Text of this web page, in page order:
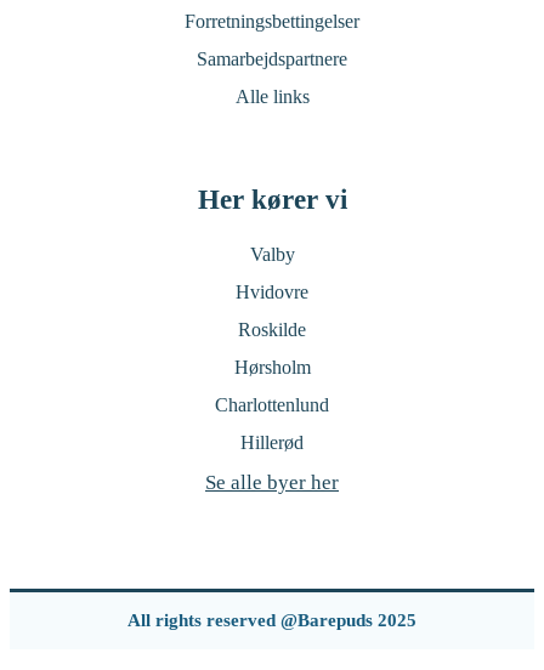
Forretningsbettingelser
Samarbejdspartnere
Alle links
Her kører vi
Valby
Hvidovre
Roskilde
Hørsholm
Charlottenlund
Hillerød
Se alle byer her
All rights reserved @Barepuds 2025